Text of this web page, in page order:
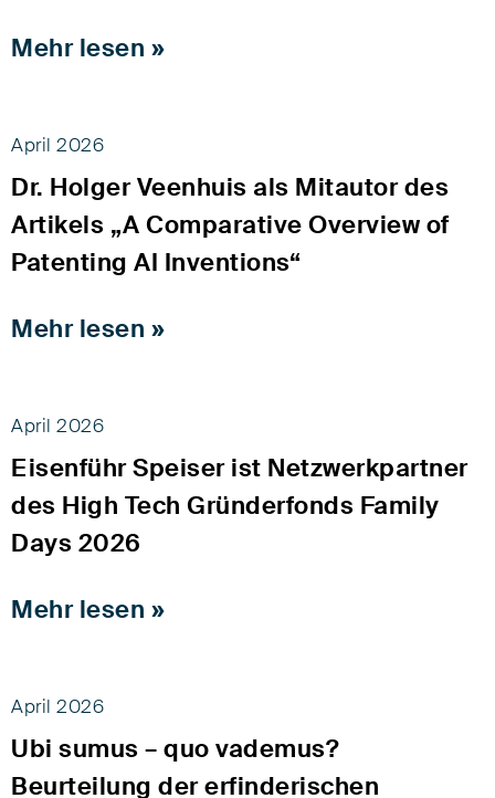
Mehr lesen »
April 2026
Dr. Holger Veenhuis als Mitautor des
Artikels „A Comparative Overview of
Patenting AI Inventions“
Mehr lesen »
April 2026
Eisenführ Speiser ist Netzwerkpartner
des High Tech Gründerfonds Family
Days 2026
Mehr lesen »
April 2026
Ubi sumus – quo vademus?
Beurteilung der erfinderischen